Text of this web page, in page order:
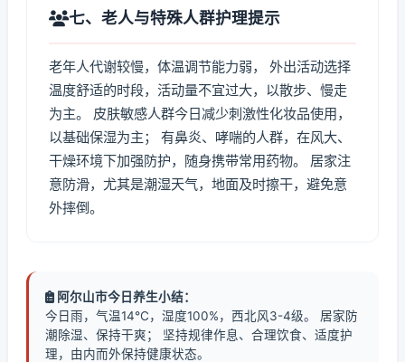
七、老人与特殊人群护理提示
老年人代谢较慢，体温调节能力弱， 外出活动选择
温度舒适的时段，活动量不宜过大，以散步、慢走
为主。 皮肤敏感人群今日减少刺激性化妆品使用，
以基础保湿为主； 有鼻炎、哮喘的人群，在风大、
干燥环境下加强防护，随身携带常用药物。 居家注
意防滑，尤其是潮湿天气，地面及时擦干，避免意
外摔倒。
阿尔山市今日养生小结：
今日雨，气温14℃，湿度100%，西北风3-4级。 居家防
潮除湿、保持干爽； 坚持规律作息、合理饮食、适度护
理，由内而外保持健康状态。